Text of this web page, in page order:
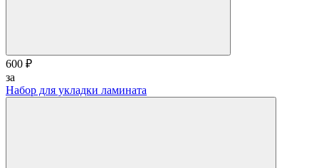
600 ₽
за
Набор для укладки ламината